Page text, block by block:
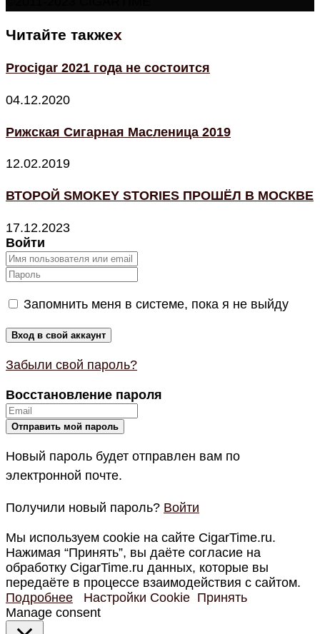
Читайте такжеx
Procigar 2021 года не состоится
04.12.2020
Рижская Сигарная Масленица 2019
12.02.2019
ВТОРОЙ SMOKEY STORIES ПРОШЁЛ В МОСКВЕ
17.12.2023
Войти
Запомнить меня в системе, пока я не выйду
Забыли свой пароль?
Восстановление пароля
Новый пароль будет отправлен вам по
электронной почте.
Получили новый пароль? Войти
Мы используем cookie на сайте CigarTime.ru.
Нажимая “Принять”, вы даёте согласие на
обработку CigarTime.ru данных, которые вы
передаёте в процессе взаимодействия с сайтом.
Подробнее
Настройки Cookie Принять
Manage consent